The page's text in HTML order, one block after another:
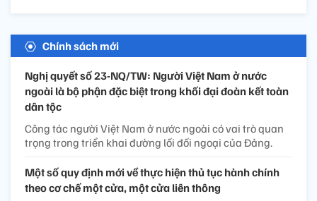
Chính sách mới
Nghị quyết số 23-NQ/TW: Người Việt Nam ở nước
ngoài là bộ phận đặc biệt trong khối đại đoàn kết toàn
dân tộc
Công tác người Việt Nam ở nước ngoài có vai trò quan
trọng trong triển khai đường lối đối ngoại của Đảng.
Một số quy định mới về thực hiện thủ tục hành chính
theo cơ chế một cửa, một cửa liên thông